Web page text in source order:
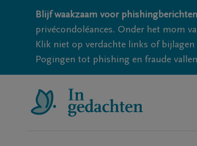
Blijf waakzaam voor
privécondoléances. Onder het mom
Klik niet op verdachte links of
Pogingen tot phishing en fraude